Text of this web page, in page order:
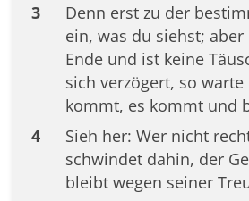
3
Denn erst zu der
ein, was du siehst;
Ende und ist keine
sich verzögert, so
kommt, es kommt und
4
Sieh her: Wer nicht
schwindet dahin, der
bleibt wegen seiner